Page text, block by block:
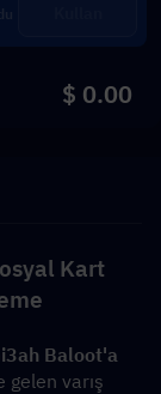
$ 0.00
Kart
Baloot'a
gelen varış